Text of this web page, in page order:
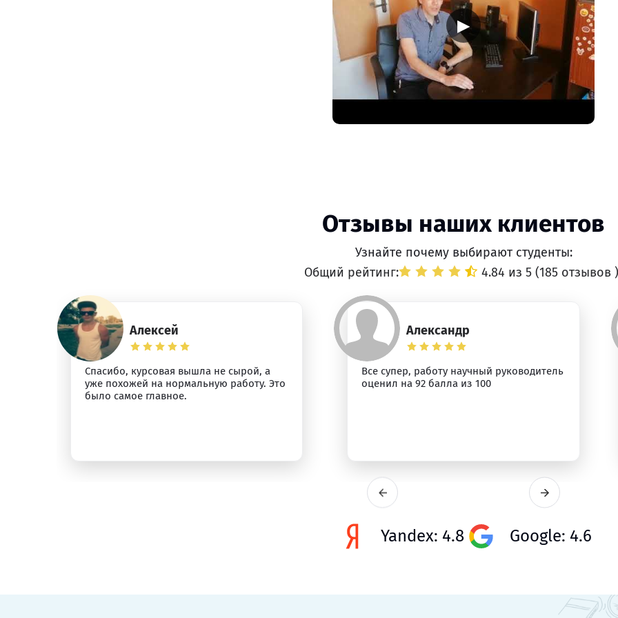
▶
Отзывы наших клиентов
Узнайте почему выбирают студенты:
Общий рейтинг:
4.84 из 5 (185 отзывов )
Алексей
Спасибо, курсовая вышла не сырой, а
уже похожей на нормальную работу. Это
было самое главное.
Александр
Все супер, работу научный руководитель
оценил на 92 балла из 100
Yandex: 4.8 Google: 4.6